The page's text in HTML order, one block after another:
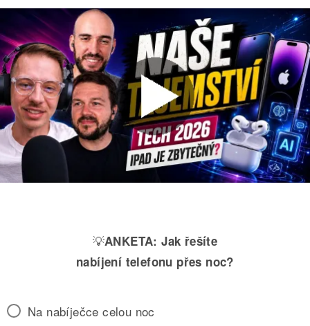
💡ANKETA: Jak řešíte
nabíjení telefonu přes noc?
Na nabíječce celou noc